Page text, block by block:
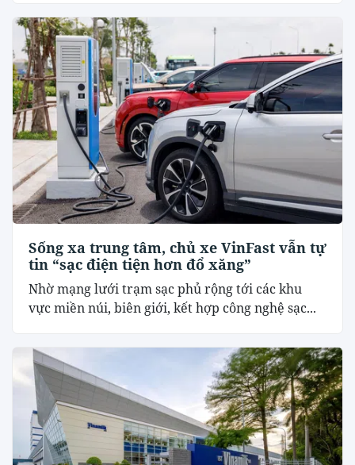
Sống xa trung tâm, chủ xe VinFast vẫn tự
tin “sạc điện tiện hơn đổ xăng”
Nhờ mạng lưới trạm sạc phủ rộng tới các khu
vực miền núi, biên giới, kết hợp công nghệ sạc...